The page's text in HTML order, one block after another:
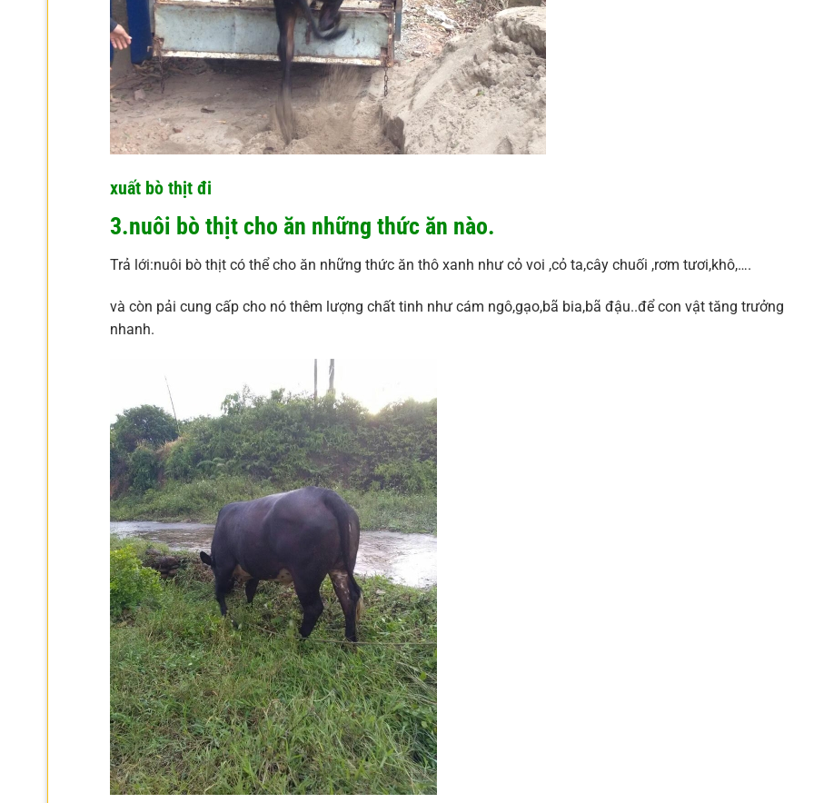
xuất bò thịt đi
3.nuôi bò thịt cho ăn những thức ăn nào.
Trả lới:nuôi bò thịt có thể cho ăn những thức ăn thô xanh như cỏ voi ,cỏ ta,cây chuối ,rơm tươi,khô,….
và còn pải cung cấp cho nó thêm lượng chất tinh như cám ngô,gạo,bã bia,bã đậu..để con vật tăng trưởng
nhanh.